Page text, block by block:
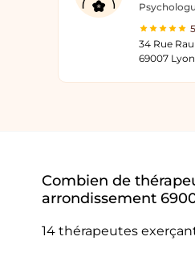
34 Rue
69007 Lyon
Combien de
arrondissement
14 thérapeutes